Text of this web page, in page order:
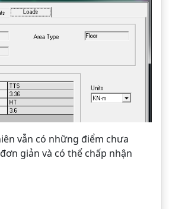
vẫn có những điểm chưa
giản và có thể chấp nhận